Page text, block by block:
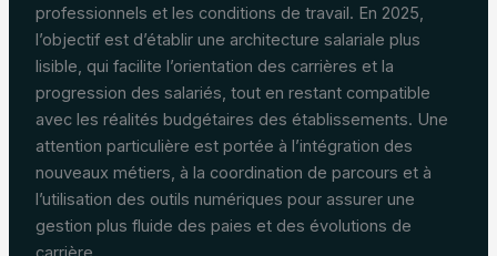
professionnels et les conditions de travail. En 2025,
l’objectif est d’établir une architecture salariale plus
lisible, qui facilite l’orientation des carrières et la
progression des salariés, tout en restant compatible
avec les réalités budgétaires des établissements. Une
attention particulière est portée à l’intégration des
nouveaux métiers, à la coordination de parcours et à
l’utilisation des outils numériques pour assurer une
gestion plus fluide des paies et des évolutions de